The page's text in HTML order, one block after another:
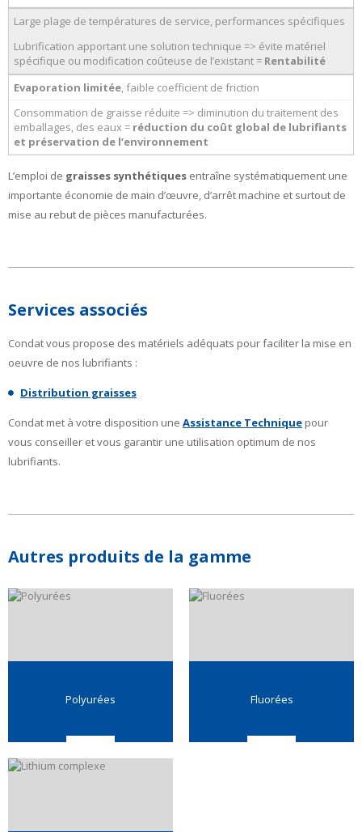
Large plage de températures de service, performances spécifiques
Lubrification apportant une solution technique => évite matériel
spécifique ou modification coûteuse de l’existant = Rentabilité
Evaporation limitée, faible coefficient de friction
Consommation de graisse réduite => diminution du traitement des
emballages, des eaux = réduction du coût global de lubrifiants
et préservation de l’environnement
L’emploi de graisses synthétiques entraîne systématiquement une
importante économie de main d’œuvre, d’arrêt machine et surtout de
mise au rebut de pièces manufacturées.
Services associés
Condat vous propose des matériels adéquats pour faciliter la mise en
oeuvre de nos lubrifiants :
Distribution graisses
Condat met à votre disposition une Assistance Technique pour
vous conseiller et vous garantir une utilisation optimum de nos
lubrifiants.
Autres produits de la gamme
Polyurées Fluorées